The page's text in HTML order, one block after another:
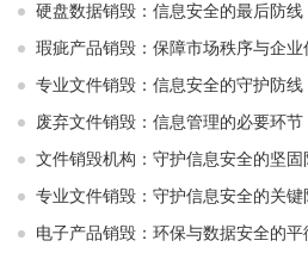
硬盘数据销毁：信息安全的最后防线
瑕疵产品销毁：保障市场秩序与企
专业文件销毁：信息安全的守护防线
废弃文件销毁：信息管理的必要环节
文件销毁机构：守护信息安全的坚固
专业文件销毁：守护信息安全的关键
电子产品销毁：环保与数据安全的平